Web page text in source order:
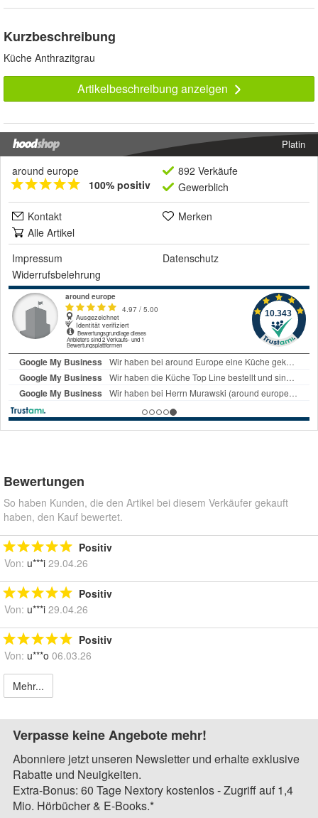
Kurzbeschreibung
Küche Anthrazitgrau
Artikelbeschreibung anzeigen
Platin
around europe
100% positiv
892 Verkäufe
Gewerblich
Kontakt
Merken
Alle Artikel
Impressum
Datenschutz
Widerrufsbelehrung
Bewertungen
So haben Kunden, die den Artikel bei diesem Verkäufer gekauft
haben, den Kauf bewertet.
Positiv
Von: u***i 29.04.26
Positiv
Von: u***i 29.04.26
Positiv
Von: u***o 06.03.26
Mehr...
Verpasse keine Angebote mehr!
Abonniere jetzt unseren Newsletter und erhalte exklusive
Rabatte und Neuigkeiten.
Extra-Bonus: 60 Tage Nextory kostenlos - Zugriff auf 1,4
Mio. Hörbücher & E-Books.*